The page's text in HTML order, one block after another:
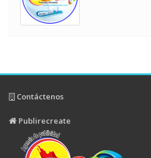
Contáctenos
Publirecreate